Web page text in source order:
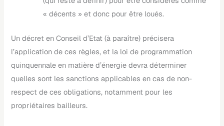
« décents » et donc pour être loués.
Un décret en Conseil d’Etat (à paraître) précisera
l’application de ces règles, et la loi de programmation
quinquennale en matière d’énergie devra déterminer
quelles sont les sanctions applicables en cas de non-
respect de ces obligations, notamment pour les
propriétaires bailleurs.